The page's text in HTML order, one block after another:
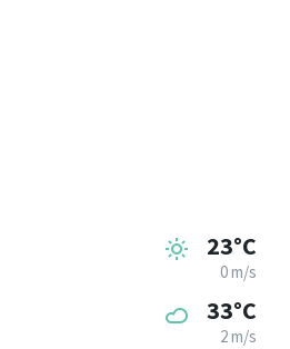
23°C
0 m/s
33°C
2 m/s